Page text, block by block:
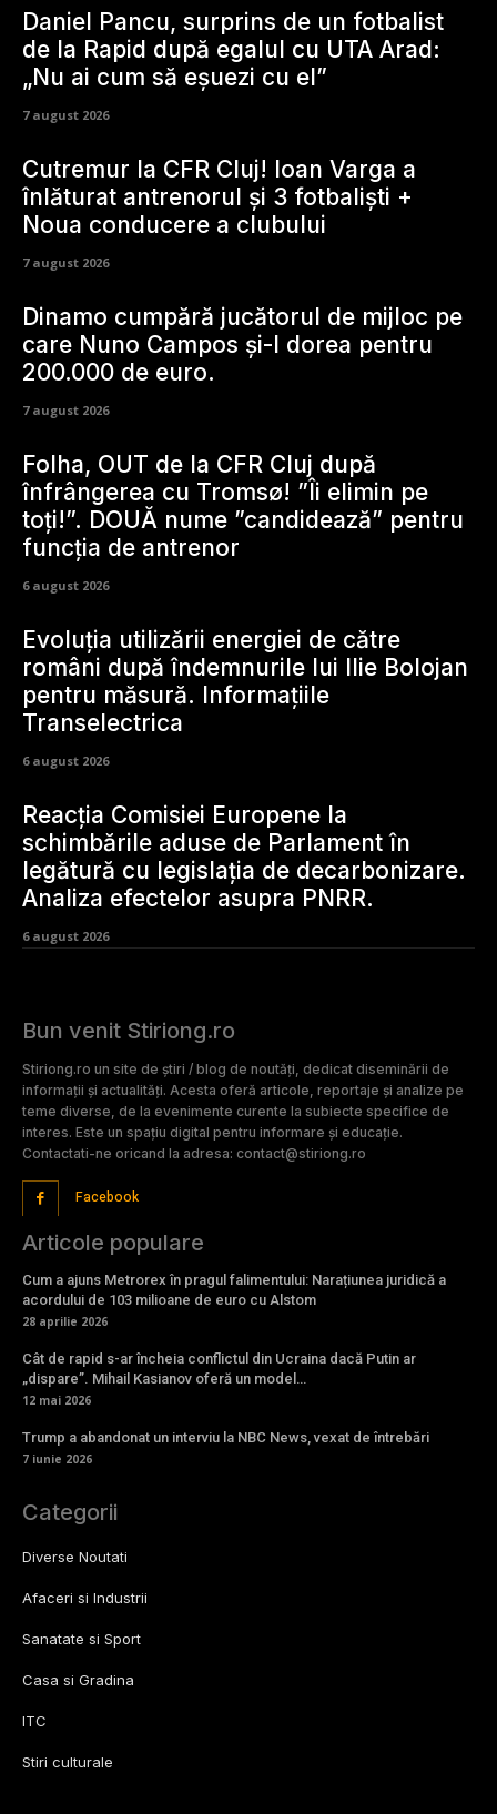
Daniel Pancu, surprins de un fotbalist
de la Rapid după egalul cu UTA Arad:
„Nu ai cum să eșuezi cu el”
7 august 2026
Cutremur la CFR Cluj! Ioan Varga a
înlăturat antrenorul și 3 fotbaliști +
Noua conducere a clubului
7 august 2026
Dinamo cumpără jucătorul de mijloc pe
care Nuno Campos și-l dorea pentru
200.000 de euro.
7 august 2026
Folha, OUT de la CFR Cluj după
înfrângerea cu Tromsø! ”Îi elimin pe
toți!”. DOUĂ nume ”candidează” pentru
funcția de antrenor
6 august 2026
Evoluția utilizării energiei de către
români după îndemnurile lui Ilie Bolojan
pentru măsură. Informațiile
Transelectrica
6 august 2026
Reacția Comisiei Europene la
schimbările aduse de Parlament în
legătură cu legislația de decarbonizare.
Analiza efectelor asupra PNRR.
6 august 2026
Bun venit Stiriong.ro
Stiriong.ro un site de știri / blog de noutăți, dedicat diseminării de
informații și actualități. Acesta oferă articole, reportaje și analize pe
teme diverse, de la evenimente curente la subiecte specifice de
interes. Este un spațiu digital pentru informare și educație.
Contactati-ne oricand la adresa: contact@stiriong.ro
Facebook
Articole populare
Cum a ajuns Metrorex în pragul falimentului: Narațiunea juridică a
acordului de 103 milioane de euro cu Alstom
28 aprilie 2026
Cât de rapid s-ar încheia conflictul din Ucraina dacă Putin ar
„dispare”. Mihail Kasianov oferă un model…
12 mai 2026
Trump a abandonat un interviu la NBC News, vexat de întrebări
7 iunie 2026
Categorii
Diverse Noutati
Afaceri si Industrii
Sanatate si Sport
Casa si Gradina
ITC
Stiri culturale